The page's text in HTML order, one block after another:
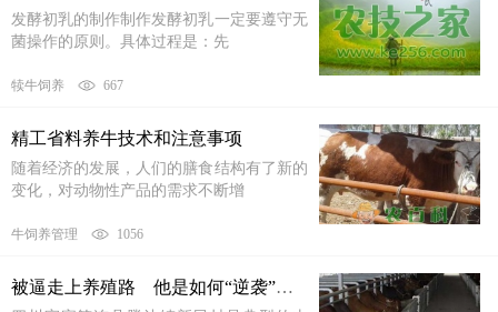
发酵初乳的制作制作发酵初乳一定要遵守无
菌操作的原则。具体过程是：先
犊牛饲养 667
精工省料养牛技术和注意事项
随着经济的发展，人们的膳食结构有了新的
变化，对动物性产品的需求不断增
牛饲养管理 1056
被逼走上养殖路 他是如何“逆袭”养牛致富的？